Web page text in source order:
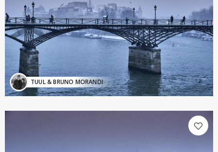
TUUL & BRUNO MORANDI